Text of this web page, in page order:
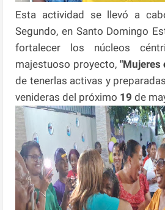
Esta actividad se llevó a
Segundo, en Santo Domingo
fortalecer los núcleos
majestuoso proyecto, "Mujeres
de tenerlas activas y
venideras del próximo 19de